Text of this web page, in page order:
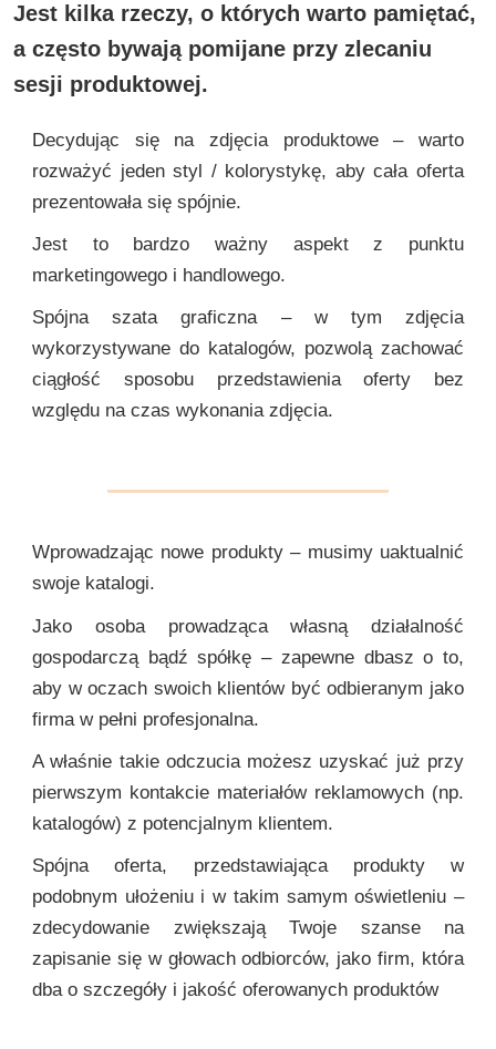
Jest kilka rzeczy, o których warto pamiętać,
a często bywają pomijane przy zlecaniu
sesji produktowej.
Decydując się na zdjęcia produktowe – warto
rozważyć jeden styl / kolorystykę, aby cała oferta
prezentowała się spójnie.
Jest to bardzo ważny aspekt z punktu
marketingowego i handlowego.
Spójna szata graficzna – w tym zdjęcia
wykorzystywane do katalogów, pozwolą zachować
ciągłość sposobu przedstawienia oferty bez
względu na czas wykonania zdjęcia.
Wprowadzając nowe produkty – musimy uaktualnić
swoje katalogi.
Jako osoba prowadząca własną działalność
gospodarczą bądź spółkę – zapewne dbasz o to,
aby w oczach swoich klientów być odbieranym jako
firma w pełni profesjonalna.
A właśnie takie odczucia możesz uzyskać już przy
pierwszym kontakcie materiałów reklamowych (np.
katalogów) z potencjalnym klientem.
Spójna oferta, przedstawiająca produkty w
podobnym ułożeniu i w takim samym oświetleniu –
zdecydowanie zwiększają Twoje szanse na
zapisanie się w głowach odbiorców, jako firm, która
dba o szczegóły i jakość oferowanych produktów